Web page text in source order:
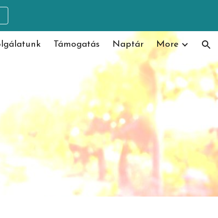
Támogatás Naptár More